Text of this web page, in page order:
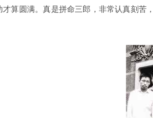
才算圆满。真是拼命三郎，非常认真刻苦